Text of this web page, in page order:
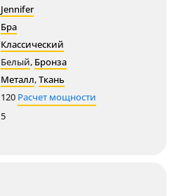
Jennifer
Бра
Классический
Белый, Бронза
Металл,Ткань
120 Расчет мощности
5